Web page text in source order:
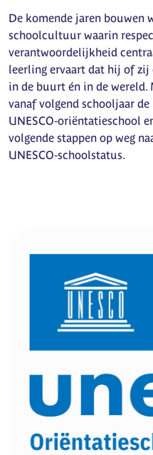
De komende jaren bouwen
schoolcultuur waarin
verantwoordelijkheid
leerling ervaart dat hij of zij
in de buurt én in de
vanaf volgend schooljaar de
UNESCO‑oriëntatieschool
volgende stappen op weg
UNESCO‑schoolstatus.